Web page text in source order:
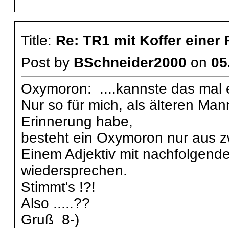
Title: Re: TR1 mit Koffer einer
Post by BSchneider2000 on
Oxymoron: ....kannste das mal
Nur so für mich, als älteren
Erinnerung habe,
besteht ein Oxymoron nur aus
Einem Adjektiv mit
wiedersprechen.
Stimmt's !?!
Also .....??
Gruß 8-)